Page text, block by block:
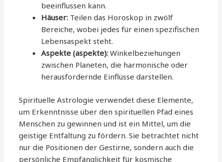
beeinflussen kann.
Häuser: Teilen das Horoskop in zwölf
Bereiche, wobei jedes für einen spezifischen
Lebensaspekt steht.
Aspekte (aspekte): Winkelbeziehungen
zwischen Planeten, die harmonische oder
herausfordernde Einflüsse darstellen.
Spirituelle Astrologie verwendet diese Elemente,
um Erkenntnisse über den spirituellen Pfad eines
Menschen zu gewinnen und ist ein Mittel, um die
geistige Entfaltung zu fördern. Sie betrachtet nicht
nur die Positionen der Gestirne, sondern auch die
persönliche Empfänglichkeit für kosmische